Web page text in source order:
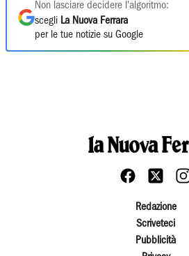
Non lasciare decidere l'algoritmo:
scegli La Nuova Ferrara
per le tue notizie su Google
Redazione
Scriveteci
Pubblicità